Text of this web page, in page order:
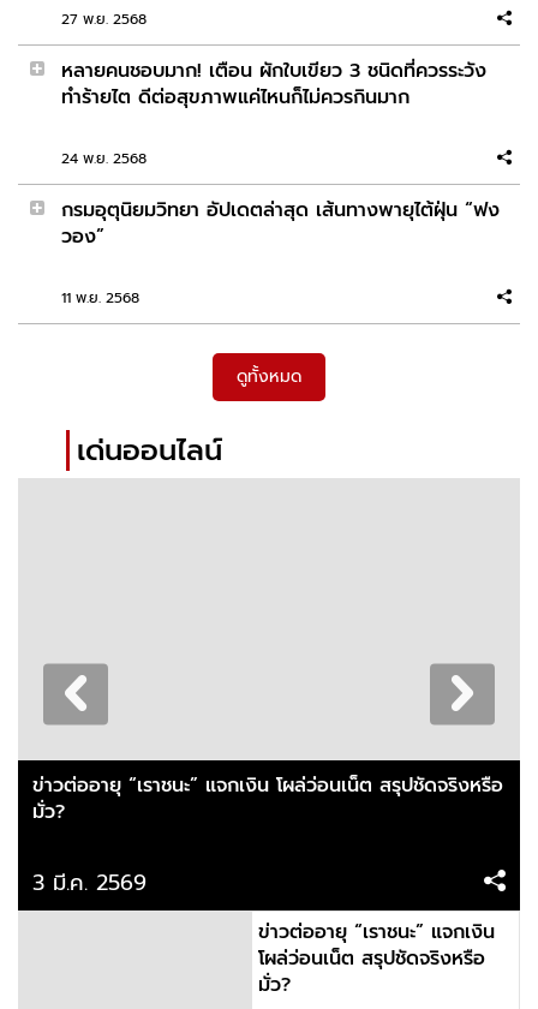
2026-02-20 12:55:22
ศาลสั่งประหารชีวิต "แอมไซยาไนด์" คดีวางยาฆ่า
สารวัตรปู
2026-02-19 11:01:03
ไม่มีเงินบอกเราได้นะ เราก็ไม่มีเหมือนกัน จะได้พากันไป
กู้ Model: Nicole
สุวรรณภูมิรวบหนุ่มอินเดีย ซุกค่าง–ชะนี–เต่าหายาก
2026-02-17 13:10:38
จิตอาสาขนน้ำ 3,000 ลิตร เติมแหล่งน้ำช่วยสัตว์ป่า
2026-02-15 15:06:00
ดร.อลงกต จี้รัฐสภาใช้กรณีสีดอหูพับปฏิรูปกฎหมาย
ทั้งระบบ
บุหรี่ไฟฟ้าในเยาวชนพุ่ง 11 เท่า สสส. ผนึกภาคีภาค
ตะวันออก
27 พ.ย. 2568
หลายคนชอบมาก! เตือน ผักใบเขียว 3 ชนิดที่ควรระวัง
ทำร้ายไต ดีต่อสุขภาพแค่ไหนก็ไม่ควรกินมาก
24 พ.ย. 2568
กรมอุตุนิยมวิทยา อัปเดตล่าสุด เส้นทางพายุไต้ฝุ่น “ฟง
วอง”
11 พ.ย. 2568
ดูทั้งหมด
เด่นออนไลน์
ข่าวต่ออายุ “เราชนะ” แจกเงิน โผล่ว่อนเน็ต สรุปชัดจริงหรือ
มั่ว?
3 มี.ค. 2569
ข่าวต่ออายุ “เราชนะ” แจกเงิน
โผล่ว่อนเน็ต สรุปชัดจริงหรือ
มั่ว?